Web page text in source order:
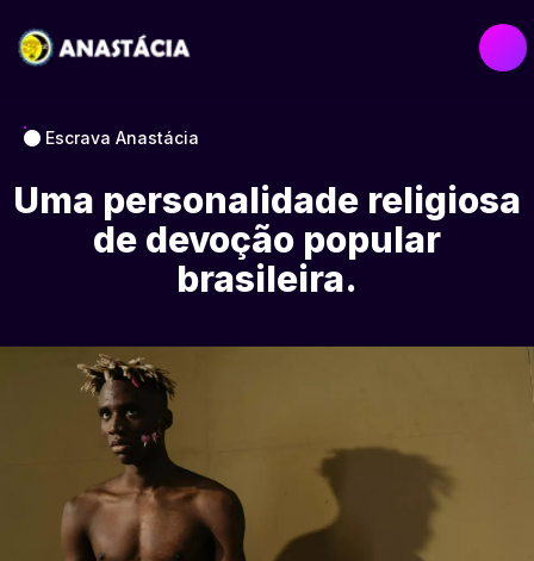
Escrava Anastácia
Uma personalidade religiosa
de devoção popular
brasileira.